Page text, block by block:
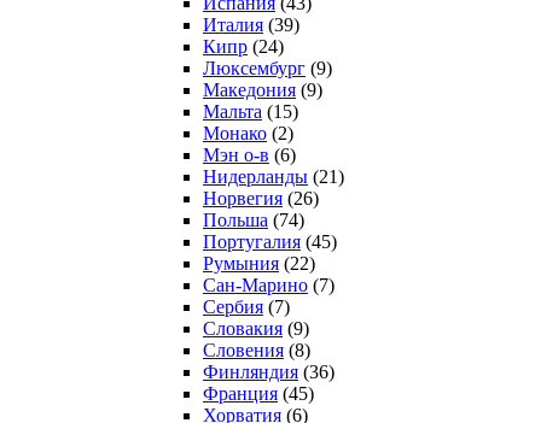
Италия (39)
Кипр (24)
Люксембург (9)
Македония (9)
Мальта (15)
Монако (2)
Мэн о-в (6)
Нидерланды (21)
Норвегия (26)
Польша (74)
Португалия (45)
Румыния (22)
Сан-Марино (7)
Сербия (7)
Словакия (9)
Словения (8)
Финляндия (36)
Франция (45)
Хорватия (6)